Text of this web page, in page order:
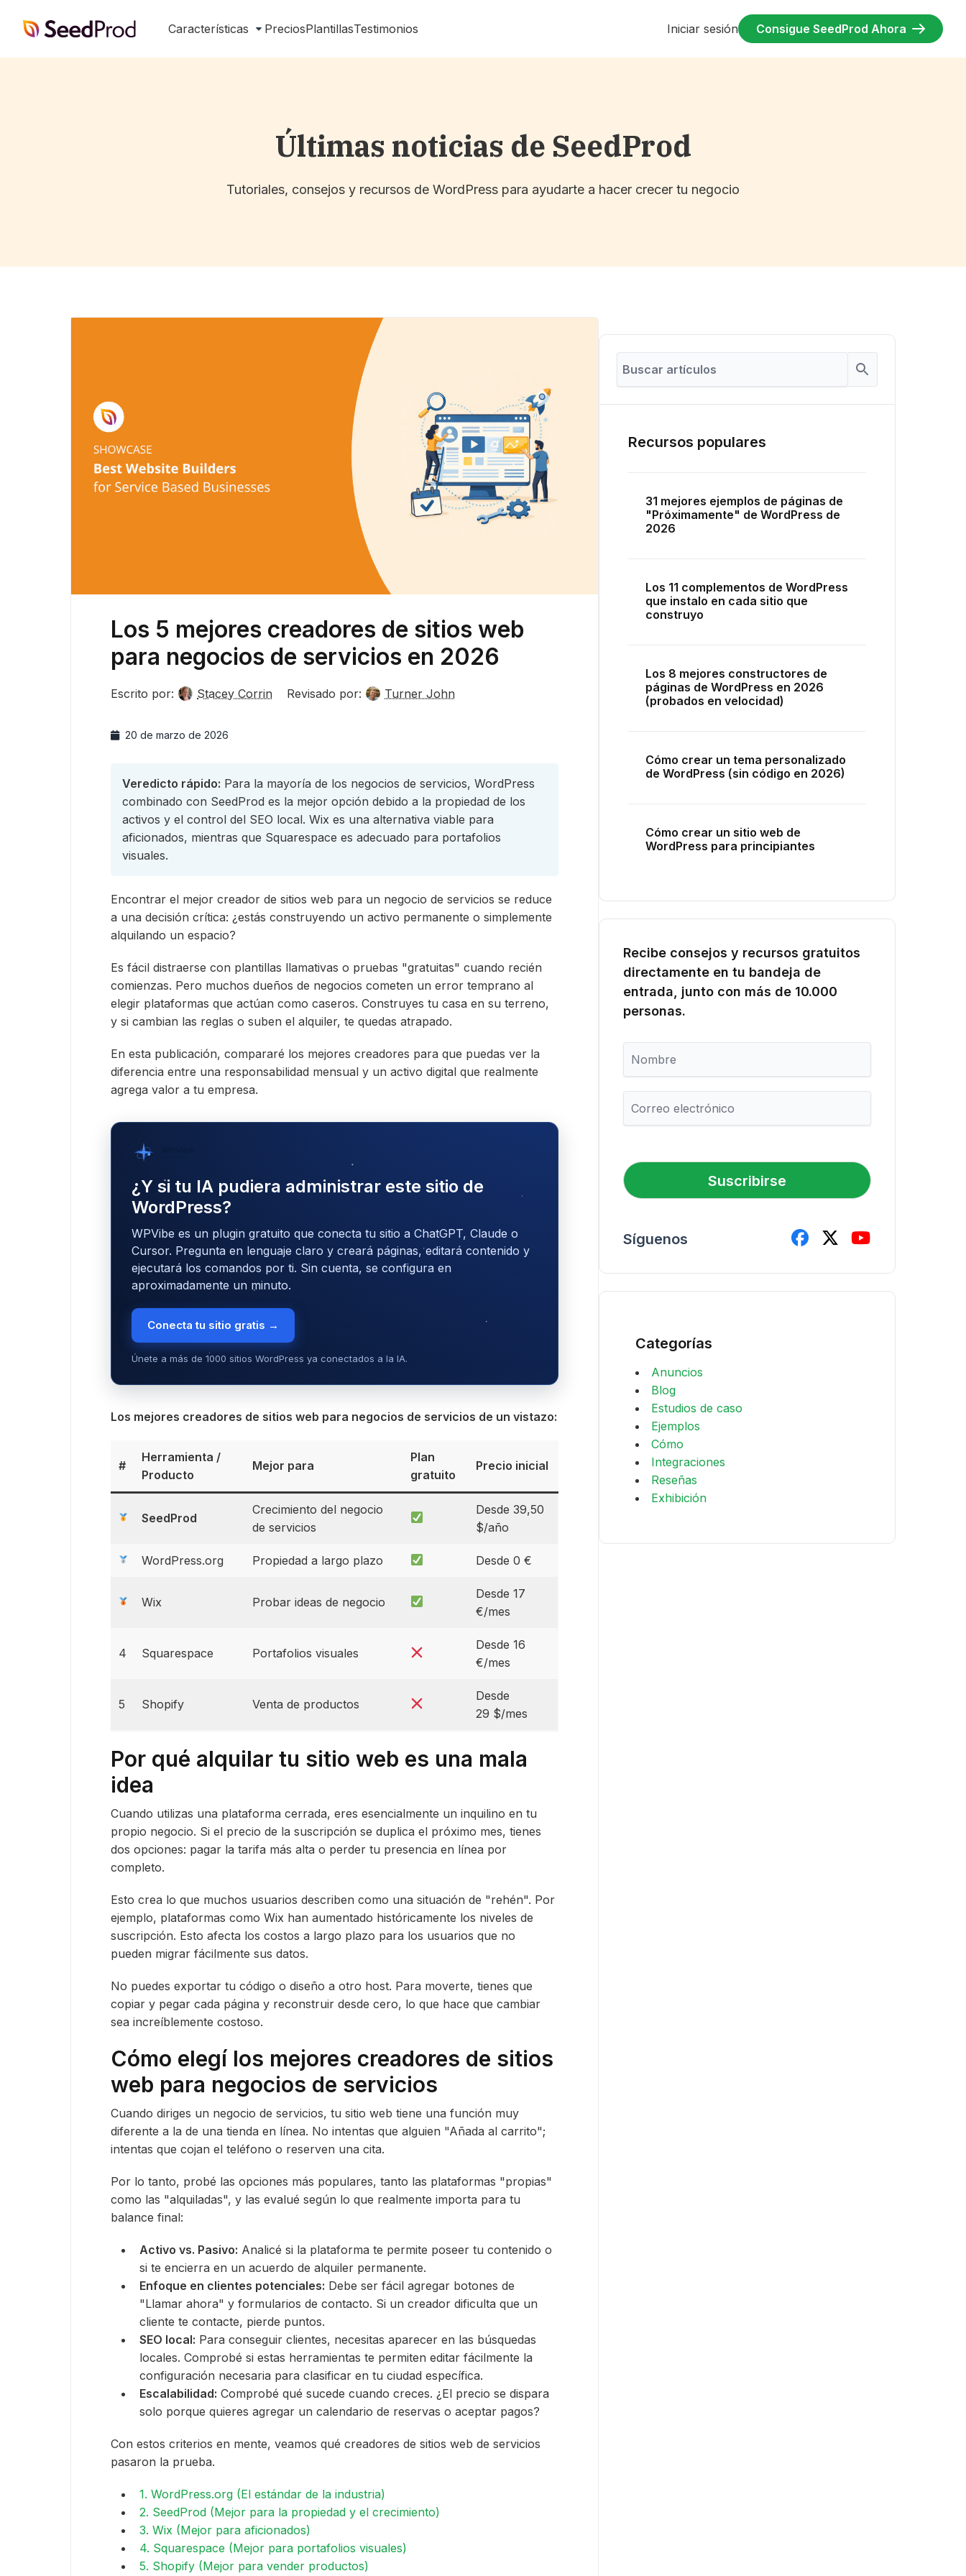
SeedProd Características PreciosPlantillasTestimonios Iniciar sesión Consigue SeedProd Ahora
Últimas noticias de SeedProd
Tutoriales, consejos y recursos de WordPress para ayudarte a hacer crecer tu negocio
Los 5 mejores creadores de sitios web
para negocios de servicios en 2026
Escrito por: Stacey Corrin Revisado por: Turner John
20 de marzo de 2026
Veredicto rápido: Para la mayoría de los negocios de servicios, WordPress
combinado con SeedProd es la mejor opción debido a la propiedad de los
activos y el control del SEO local. Wix es una alternativa viable para
aficionados, mientras que Squarespace es adecuado para portafolios
visuales.
Encontrar el mejor creador de sitios web para un negocio de servicios se reduce
a una decisión crítica: ¿estás construyendo un activo permanente o simplemente
alquilando un espacio?
Es fácil distraerse con plantillas llamativas o pruebas "gratuitas" cuando recién
comienzas. Pero muchos dueños de negocios cometen un error temprano al
elegir plataformas que actúan como caseros. Construyes tu casa en su terreno,
y si cambian las reglas o suben el alquiler, te quedas atrapado.
En esta publicación, compararé los mejores creadores para que puedas ver la
diferencia entre una responsabilidad mensual y un activo digital que realmente
agrega valor a tu empresa.
¿Y si tu IA pudiera administrar este sitio de
WordPress?
WPVibe es un plugin gratuito que conecta tu sitio a ChatGPT, Claude o
Cursor. Pregunta en lenguaje claro y creará páginas, editará contenido y
ejecutará los comandos por ti. Sin cuenta, se configura en
aproximadamente un minuto.
Conecta tu sitio gratis →
Únete a más de 1000 sitios WordPress ya conectados a la IA.
Los mejores creadores de sitios web para negocios de servicios de un vistazo:
#
Herramienta /
Producto
Mejor para
Plan
gratuito
Precio inicial
SeedProd
Crecimiento del negocio
de servicios
Desde 39,50
$/año
WordPress.org Propiedad a largo plazo Desde 0 €
Wix Probar ideas de negocio
Desde 17
€/mes
4 Squarespace Portafolios visuales
Desde 16
€/mes
5 Shopify Venta de productos
Desde
29 $/mes
Por qué alquilar tu sitio web es una mala
idea
Cuando utilizas una plataforma cerrada, eres esencialmente un inquilino en tu
propio negocio. Si el precio de la suscripción se duplica el próximo mes, tienes
dos opciones: pagar la tarifa más alta o perder tu presencia en línea por
completo.
Esto crea lo que muchos usuarios describen como una situación de "rehén". Por
ejemplo, plataformas como Wix han aumentado históricamente los niveles de
suscripción. Esto afecta los costos a largo plazo para los usuarios que no
pueden migrar fácilmente sus datos.
No puedes exportar tu código o diseño a otro host. Para moverte, tienes que
copiar y pegar cada página y reconstruir desde cero, lo que hace que cambiar
sea increíblemente costoso.
Cómo elegí los mejores creadores de sitios
web para negocios de servicios
Cuando diriges un negocio de servicios, tu sitio web tiene una función muy
diferente a la de una tienda en línea. No intentas que alguien "Añada al carrito";
intentas que cojan el teléfono o reserven una cita.
Por lo tanto, probé las opciones más populares, tanto las plataformas "propias"
como las "alquiladas", y las evalué según lo que realmente importa para tu
balance final:
Activo vs. Pasivo: Analicé si la plataforma te permite poseer tu contenido o
si te encierra en un acuerdo de alquiler permanente.
Enfoque en clientes potenciales: Debe ser fácil agregar botones de
"Llamar ahora" y formularios de contacto. Si un creador dificulta que un
cliente te contacte, pierde puntos.
SEO local: Para conseguir clientes, necesitas aparecer en las búsquedas
locales. Comprobé si estas herramientas te permiten editar fácilmente la
configuración necesaria para clasificar en tu ciudad específica.
Escalabilidad: Comprobé qué sucede cuando creces. ¿El precio se dispara
solo porque quieres agregar un calendario de reservas o aceptar pagos?
Con estos criterios en mente, veamos qué creadores de sitios web de servicios
pasaron la prueba.
1. WordPress.org (El estándar de la industria)
2. SeedProd (Mejor para la propiedad y el crecimiento)
3. Wix (Mejor para aficionados)
4. Squarespace (Mejor para portafolios visuales)
5. Shopify (Mejor para vender productos)
Recursos populares
31 mejores ejemplos de páginas de
"Próximamente" de WordPress de
2026
Los 11 complementos de WordPress
que instalo en cada sitio que
construyo
Los 8 mejores constructores de
páginas de WordPress en 2026
(probados en velocidad)
Cómo crear un tema personalizado
de WordPress (sin código en 2026)
Cómo crear un sitio web de
WordPress para principiantes
Recibe consejos y recursos gratuitos
directamente en tu bandeja de
entrada, junto con más de 10.000
personas.
m
b
r
o
e
t
ó
Suscribirse
Síguenos
Categorías
Anuncios
Blog
Estudios de caso
Ejemplos
Cómo
Integraciones
Reseñas
Exhibición